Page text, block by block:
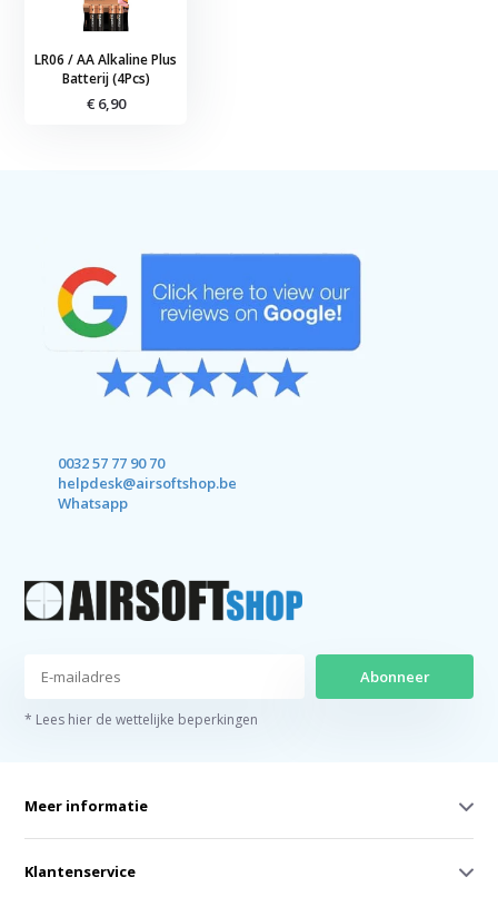
LR06 / AA Alkaline Plus
Batterij (4Pcs)
€ 6,90
0032 57 77 90 70
helpdesk@airsoftshop.be
Whatsapp
Abonneer
* Lees hier de wettelijke beperkingen
Meer informatie
Klantenservice